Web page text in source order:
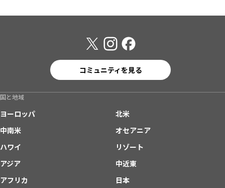
コミュニティを見る
国と地域
ヨーロッパ
北米
中南米
オセアニア
ハワイ
リゾート
アジア
中近東
アフリカ
日本